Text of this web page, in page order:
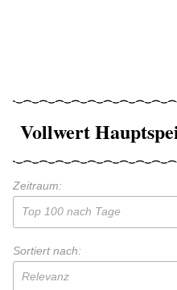
Vollwert
Zeitraum:
Top 100 nach Tage
Sortiert nach:
Relevanz